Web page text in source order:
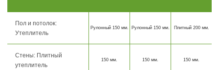
Пол и потолок:
Утеплитель
Рулонный 150 мм. Рулонный 150 мм. Плитный 200 мм.
Стены: Плитный
утеплитель
150 мм. 150 мм. 150 мм.